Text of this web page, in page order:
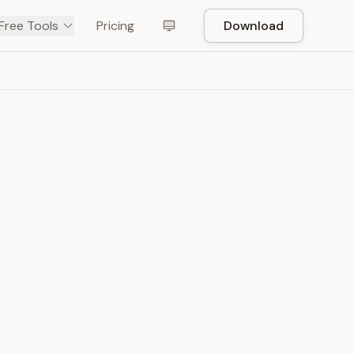
Tools Pricing Download